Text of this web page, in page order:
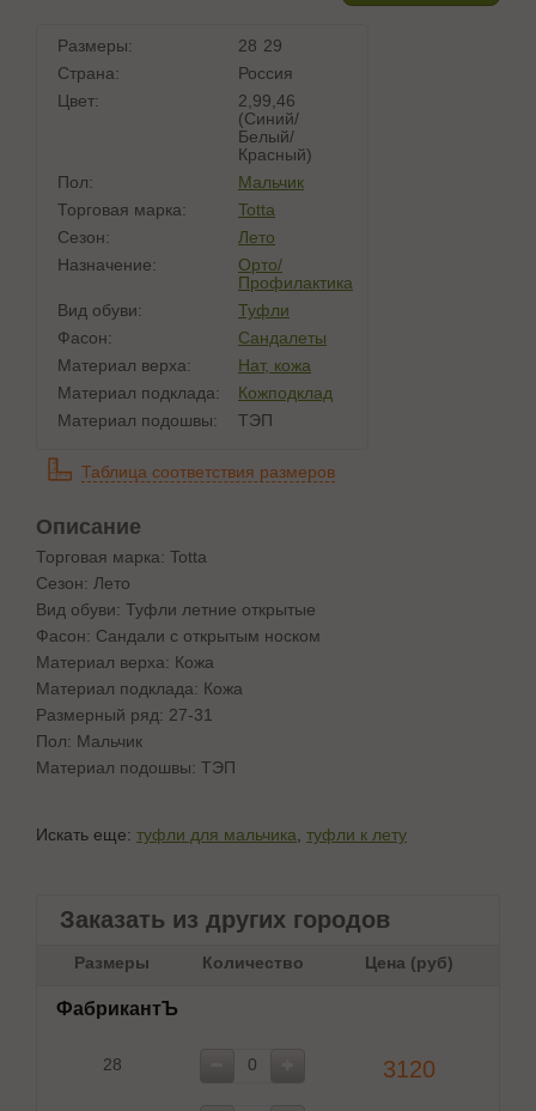
Размеры: 28 29
Страна:
Россия
Цвет:
2,99,46
(синий/
Белый/
Красный)
Пол:
Мальчик
Торговая марка:
Totta
Сезон:
Лето
Назначение:
Орто/
Профилактика
Вид обуви:
Туфли
Фасон:
Сандалеты
Материал верха:
Нат, кожа
Материал подклада:
Кожподклад
Материал подошвы:
ТЭП
Таблица соответствия размеров
Описание
Торговая марка: Totta
Сезон: Лето
Вид обуви: Туфли летние открытые
Фасон: Сандали с открытым носком
Материал верха: Кожа
Материал подклада: Кожа
Размерный ряд: 27-31
Пол: Мальчик
Материал подошвы: ТЭП
Искать еще: туфли для мальчика туфли к лету
Заказать из других городов
Размеры Количество Цена (руб)
ФабрикантЪ
28 3120